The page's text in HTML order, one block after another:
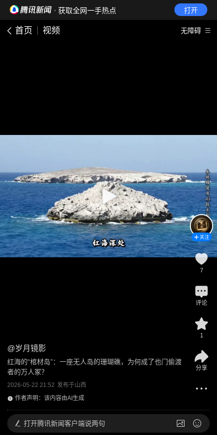
· 获取全网一手热点 打开
首页 视频 无障碍
@岁月镜影
红海的“棺材岛”：一座无人岛的珊瑚礁，为何成了也门偷渡
者的万人冢？
2026-05-22 21:52 发布于山西
作者声明：该内容由AI生成
关注
7
评论
1
分享
打开腾讯新闻客户端说两句